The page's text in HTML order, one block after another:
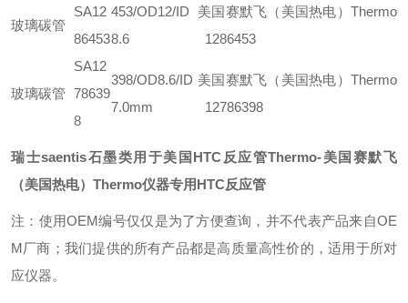
玻璃碳管
SA12
86453
453/OD12/ID
8.6
美国赛默飞（美国热电）Thermo
1286453
玻璃碳管
SA12
78639
8
398/OD8.6/ID
7.0mm
美国赛默飞（美国热电）Thermo
12786398
瑞士saentis石墨类用于美国HTC反应管Thermo-美国赛默飞
（美国热电）Thermo仪器专用HTC反应管
注：使用OEM编号仅仅是为了方便查询，并不代表产品来自OE
M厂商；我们提供的所有产品都是高质量高性价的，适用于所对
应仪器。